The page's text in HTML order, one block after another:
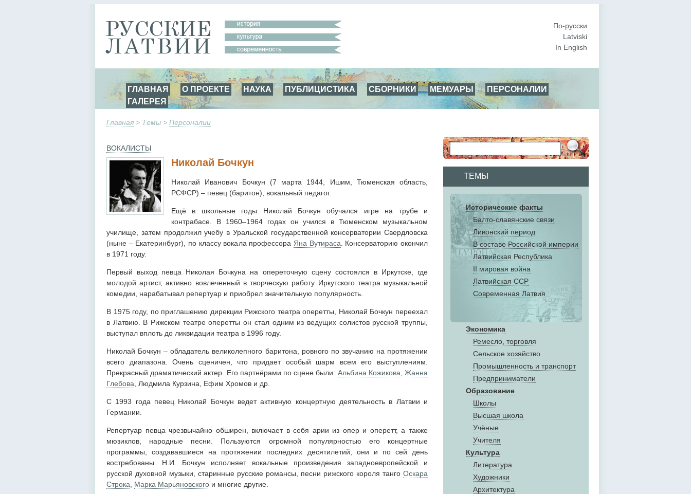
По-русски
Latviski
In English
ГЛАВНАЯ О ПРОЕКТЕ НАУКА ПУБЛИЦИСТИКА СБОРНИКИ МЕМУАРЫ
ПЕРСОНАЛИИ
ГАЛЕРЕЯ
Главная > Темы > Персоналии
ТЕМЫ
Исторические факты
Балто-славянские связи
Ливонский период
В составе Российской империи
Латвийская Республика
II мировая война
Латвийская ССР
Современная Латвия
Экономика
Ремесло, торговля
Сельское хозяйство
Промышленность и транспорт
Предприниматели
Образование
Школы
Высшая школа
Учёные
Учителя
Культура
Литература
Художники
Aрхитектура
ВОКАЛИСТЫ
Николай Бочкун
Николай Иванович Бочкун (7 марта 1944, Ишим, Тюменская область,
РСФСР) – певец (баритон), вокальный педагог.
Ещё в школьные годы Николай Бочкун обучался игре на трубе и
контрабасе. В 1960–1964 годах он учился в Тюменском музыкальном
училище, затем продолжил учебу в Уральской государственной консерватории Свердловска
(ныне – Екатеринбург), по классу вокала профессора Яна Вутираса . Консерваторию окончил
в 1971 году.
Первый выход певца Николая Бочкуна на опереточную сцену состоялся в Иркутске, где
молодой артист, активно вовлеченный в творческую работу Иркутского театра музыкальной
комедии, нарабатывал репертуар и приобрел значительную популярность.
В 1975 году, по приглашению дирекции Рижского театра оперетты, Николай Бочкун переехал
в Латвию. В Рижском театре оперетты он стал одним из ведущих солистов русской труппы,
выступал вплоть до ликвидации театра в 1996 году.
Николай Бочкун – обладатель великолепного баритона, ровного по звучанию на протяжении
всего диапазона. Очень сценичен, что придает особый шарм всем его выступлениям.
Прекрасный драматический актер. Его партнёрами по сцене были: Альбина Кожикова ,Жанна
Глебова , Людмила Курзина, Ефим Хромов и др.
С 1993 года певец Николай Бочкун ведет активную концертную деятельность в Латвии и
Германии.
Репертуар певца чрезвычайно обширен, включает в себя арии из опер и оперетт, а также
мюзиклов, народные песни. Пользуются огромной популярностью его концертные
программы, создававшиеся на протяжении последних десятилетий, они и по сей день
востребованы. Н.И. Бочкун исполняет вокальные произведения западноевропейской и
русской духовной музыки, старинные русские романсы, песни рижского короля танго Оскара
Строка
Марка Марьяновского и многие другие.